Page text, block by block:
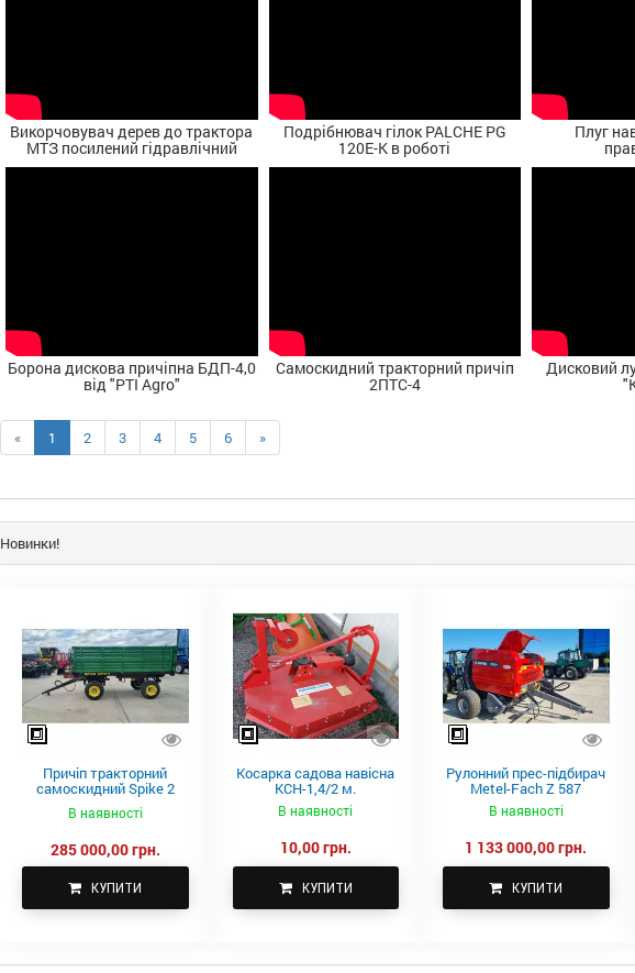
Викорчовувач дерев до трактора
МТЗ посилений гідравлічний
Подрібнювач гілок PALCHE PG
120E-K в роботі
Плуг
Борона дискова причіпна БДП-4,0
від "PTI Agro"
Самоскидний тракторний причіп
2ПТС-4
Дисковий
« 1 2 3 4 5 6 »
Новинки!
Причіп тракторний
самоскидний Spike 2
В наявності
285 000,00 грн.
КУПИТИ
Косарка садова навісна
КСН-1,4/2 м.
В наявності
10,00 грн.
КУПИТИ
Рулонний прес-підбирач
Metel-Fach Z 587
В наявності
1 133 000,00 грн.
КУПИТИ